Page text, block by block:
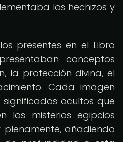
los hechizos y
presentes en el Libro
conceptos
la protección divina, el
Cada imagen
ocultos que
los misterios egipcios
añadiendo